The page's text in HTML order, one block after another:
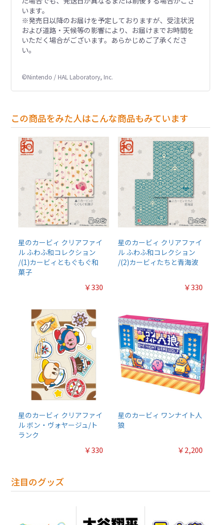
います。
※発売日以降のお届けを予定しておりますが、受注状況
および道路・天候等の影響により、お届けまでお時間を
いただく場合がございます。あらかじめご了承くださ
い。
©Nintendo / HAL Laboratory, Inc.
この商品をみた人はこんな商品もみています
星のカービィ クリアファイ
ル ふわふ和コレクション
/(1)カービィともぐもぐ和
菓子
￥330
星のカービィ クリアファイ
ル ふわふ和コレクション
/(2)カービィたちと青海波
￥330
星のカービィ クリアファイ
ル ボン・ヴォヤージュ/ト
ランク
￥330
星のカービィ ワンナイト人
狼
￥2,200
注目のグッズ